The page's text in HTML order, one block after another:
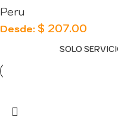
Peru
Desde: $ 207.00
SOLO